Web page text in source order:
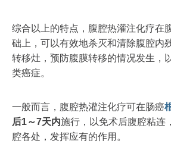
综合以上的特点，腹腔热灌注化疗在
础上，可以有效地杀灭和清除腹腔内
转移灶，预防腹膜转移的情况发生，
类癌症。
一般而言，腹腔热灌注化疗可在肠癌
后1～7天内施行，以免术后腹腔粘连
腔各处，发挥应有的作用。